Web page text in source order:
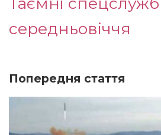
середньовіччя
Попередня стаття